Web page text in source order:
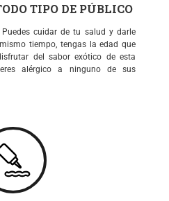
TIPO DE PÚBLICO
Puedes cuidar de tu salud y darle
tiempo, tengas la edad que
del sabor exótico de esta
alérgico a ninguno de sus